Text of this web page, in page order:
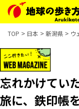
TOP 日本 新潟県 ウ
忘れかけてい
旅に、鉄印帳